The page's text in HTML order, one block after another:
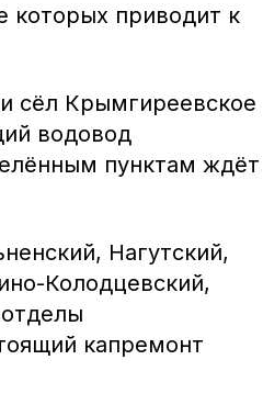
которых приводит к
сёл Крымгиреевское
водовод
пунктам ждёт
Нагутский,
Колодцевский,
капремонт